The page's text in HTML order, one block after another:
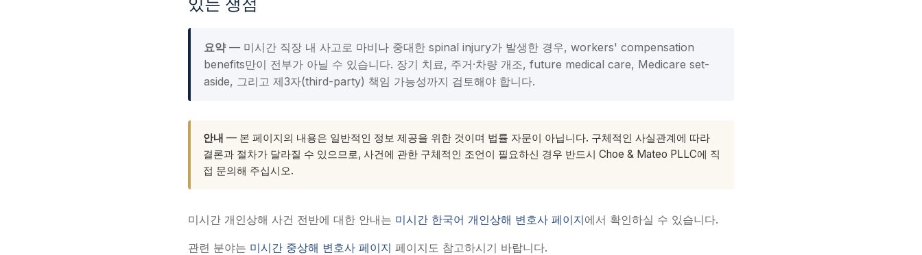
있는 쟁점
요약— 미시간 직장 내 사고로 마비나 중대한 spinal injury가 발생한 경우, workers' compensation
benefits만이 전부가 아닐 수 있습니다. 장기 치료, 주거·차량 개조, future medical care, Medicare set-
aside, 그리고 제3자(third-party) 책임 가능성까지 검토해야 합니다.
안내 — 본 페이지의 내용은 일반적인 정보 제공을 위한 것이며 법률 자문이 아닙니다. 구체적인 사실관계에 따라
결론과 절차가 달라질 수 있으므로, 사건에 관한 구체적인 조언이 필요하신 경우 반드시 Choe & Mateo PLLC에 직
접 문의해 주십시오.
미시간 개인상해 사건 전반에 대한 안내는 미시간 한국어 개인상해 변호사 페이지에서 확인하실 수 있습니다.
관련 분야는 미시간 중상해 변호사 페이지 페이지도 참고하시기 바랍니다.